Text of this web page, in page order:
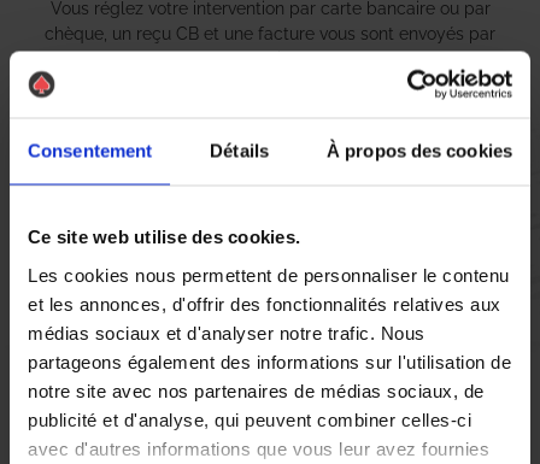
Consentement Détails À propos des cookies
Ce site web utilise des cookies.
Les cookies nous permettent de personnaliser le contenu
et les annonces, d'offrir des fonctionnalités relatives aux
médias sociaux et d'analyser notre trafic. Nous
partageons également des informations sur l'utilisation de
notre site avec nos partenaires de médias sociaux, de
publicité et d'analyse, qui peuvent combiner celles-ci
avec d'autres informations que vous leur avez fournies
Vous réglez votre intervention par carte bancaire ou par
chèque, un reçu CB et une facture vous sont envoyés par
mail.
Etape 5 :
Vous recevez une demande d’évaluation de votre expérience
Nous avons pensé à tout